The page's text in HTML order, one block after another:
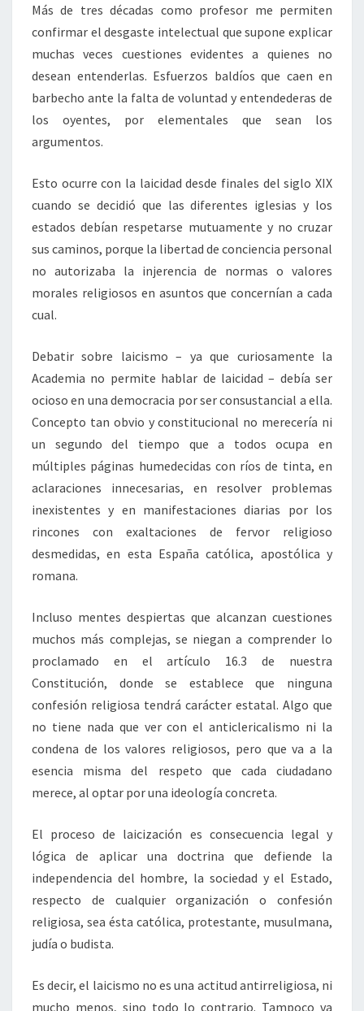
Más de tres décadas como profesor me permiten
confirmar el desgaste intelectual que supone explicar
muchas veces cuestiones evidentes a quienes no
desean entenderlas. Esfuerzos baldíos que caen en
barbecho ante la falta de voluntad y entendederas de
los oyentes, por elementales que sean los
argumentos.
Esto ocurre con la laicidad desde finales del siglo XIX
cuando se decidió que las diferentes iglesias y los
estados debían respetarse mutuamente y no cruzar
sus caminos, porque la libertad de conciencia personal
no autorizaba la injerencia de normas o valores
morales religiosos en asuntos que concernían a cada
cual.
Debatir sobre laicismo – ya que curiosamente la
Academia no permite hablar de laicidad – debía ser
ocioso en una democracia por ser consustancial a ella.
Concepto tan obvio y constitucional no merecería ni
un segundo del tiempo que a todos ocupa en
múltiples páginas humedecidas con ríos de tinta, en
aclaraciones innecesarias, en resolver problemas
inexistentes y en manifestaciones diarias por los
rincones con exaltaciones de fervor religioso
desmedidas, en esta España católica, apostólica y
romana.
Incluso mentes despiertas que alcanzan cuestiones
muchos más complejas, se niegan a comprender lo
proclamado en el artículo 16.3 de nuestra
Constitución, donde se establece que ninguna
confesión religiosa tendrá carácter estatal. Algo que
no tiene nada que ver con el anticlericalismo ni la
condena de los valores religiosos, pero que va a la
esencia misma del respeto que cada ciudadano
merece, al optar por una ideología concreta.
El proceso de laicización es consecuencia legal y
lógica de aplicar una doctrina que defiende la
independencia del hombre, la sociedad y el Estado,
respecto de cualquier organización o confesión
religiosa, sea ésta católica, protestante, musulmana,
judía o budista.
Es decir, el laicismo no es una actitud antirreligiosa, ni
mucho menos, sino todo lo contrario. Tampoco va